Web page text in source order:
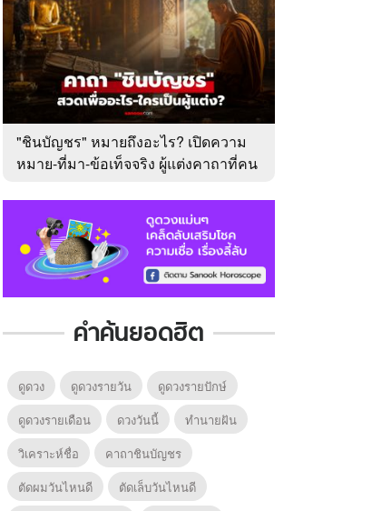
"ชินบัญชร" หมายถึงอะไร? เปิดความ
หมาย-ที่มา-ข้อเท็จจริง ผู้แต่งคาถาที่คน
คำค้นยอดฮิต
ดูดวง ดูดวงรายวัน
ดูดวงรายปักษ์
ดูดวงรายเดือน
ดวงวันนี้
ทํานายฝัน
วิเคราะห์ชื่อ
คาถาชินบัญชร
ตัดผมวันไหนดี
ตัดเล็บวันไหนดี